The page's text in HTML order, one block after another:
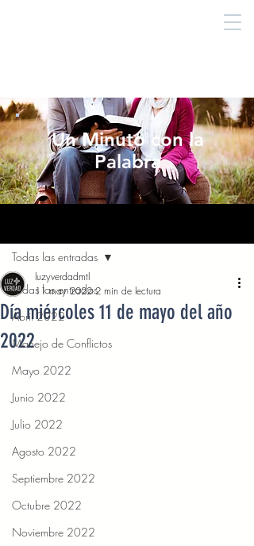
Un Minuto con la
Palabra
Todas las entradas
Abril 2022
Manejo de Conflictos
Mayo 2022
Junio 2022
Julio 2022
Agosto 2022
Septiembre 2022
Octubre 2022
Noviembre 2022
Todas las entradas
Día miércoles 11 de mayo del año
2022
luzyverdadmtl
11 may 2022 2 min de lectura